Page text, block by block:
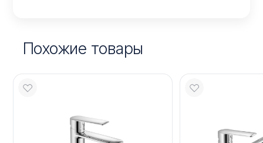
Похожие товары